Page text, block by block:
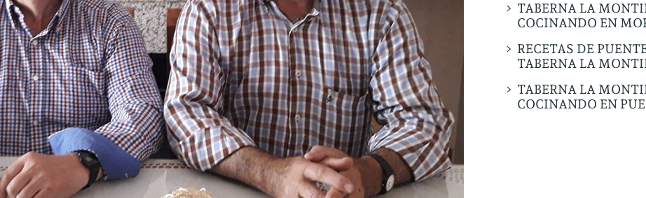
TABERNA LA
COCINANDO EN
RECETAS DE
TABERNA LA
TABERNA LA
COCINANDO EN